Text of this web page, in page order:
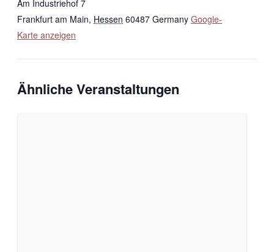
Am Industriehof 7
Frankfurt am Main, Hessen 60487 Germany Google-
Karte anzeigen
Ähnliche Veranstaltungen